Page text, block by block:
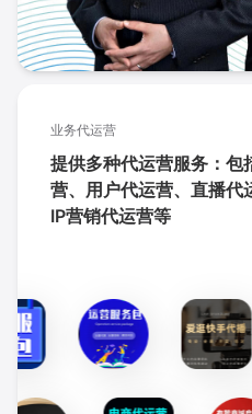
业务代运营
提供多种代运营服务：包
营、用户代运营、直播代
IP营销代运营等